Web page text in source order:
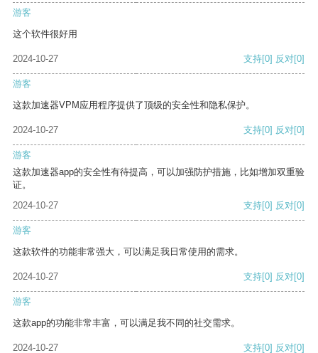
游客
这个软件很好用
2024-10-27 支持[0] 反对[0]
游客
这款加速器VPM应用程序提供了顶级的安全性和隐私保护。
2024-10-27 支持[0] 反对[0]
游客
这款加速器app的安全性有待提高，可以加强防护措施，比如增加双重验
证。
2024-10-27
支持[0] 反对[0]
游客
这款软件的功能非常强大，可以满足我日常使用的需求。
2024-10-27 支持[0] 反对[0]
游客
这款app的功能非常丰富，可以满足我不同的社交需求。
2024-10-27 支持[0] 反对[0]